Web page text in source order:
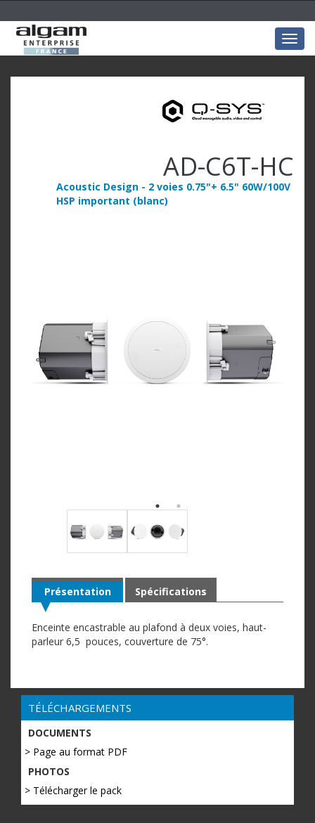
AD-C6T-HC
Acoustic Design - 2 voies 0.75"+ 6.5" 60W/100V
HSP important (blanc)
Présentation
Enceinte encastrable au plafond à deux voies, haut-
parleur 6,5 pouces, couverture de 75°.
Spécifications
TÉLÉCHARGEMENTS
DOCUMENTS
> Page au format PDF
PHOTOS
> Télécharger le pack